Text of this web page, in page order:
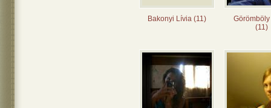
Bakonyi Lívia (11)
(11)